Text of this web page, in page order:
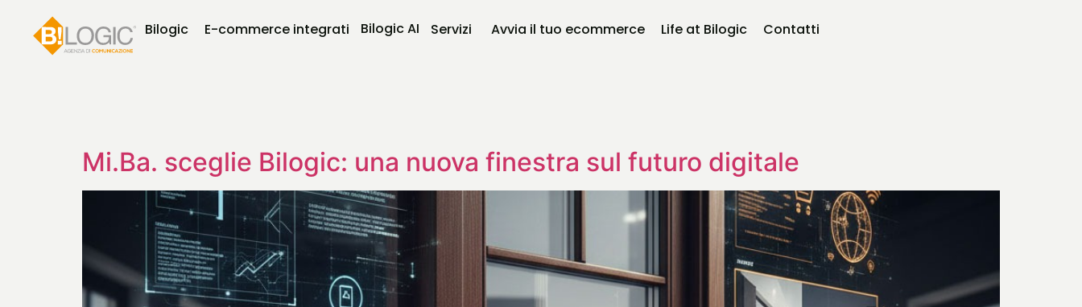
Bilogic E-commerce integrati Bilogic AI Servizi Avvia il tuo ecommerce Life at Bilogic Contatti
Mi.Ba. sceglie Bilogic: una nuova finestra sul futuro digitale